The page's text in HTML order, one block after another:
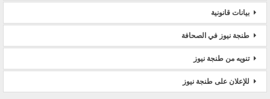
بيانات قانونية
طنجة نيوز في الصحافة
تنويه من طنجة نيوز
للإعلان على طنجة نيوز